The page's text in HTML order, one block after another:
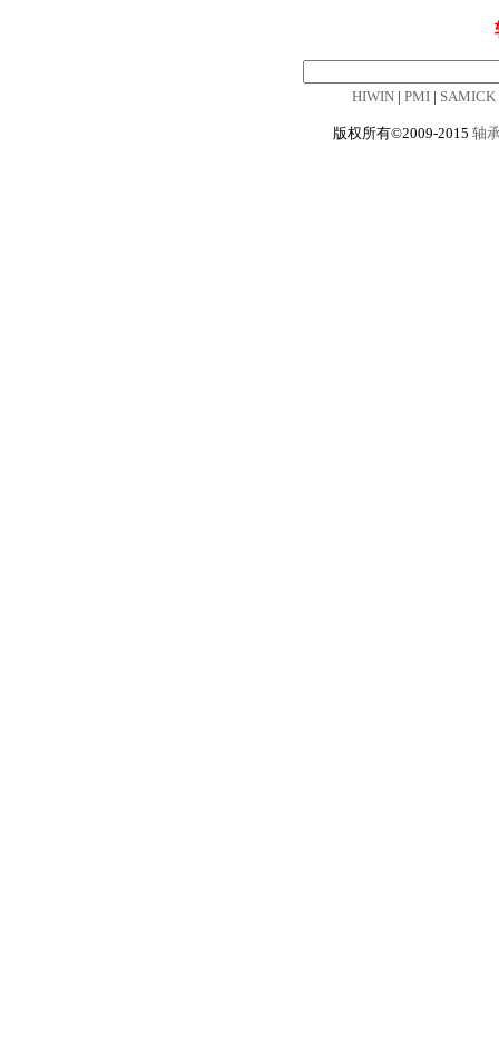
HIWIN| PMI| SAMICK
版权所有©2009-2015 轴